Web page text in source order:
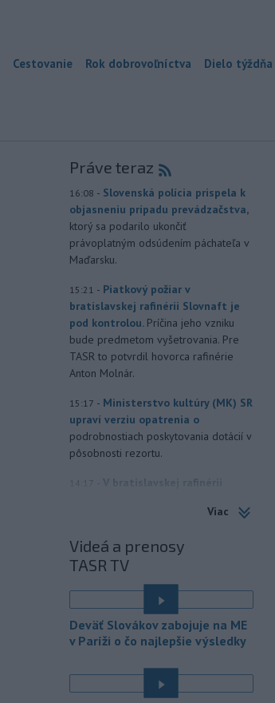
Cestovanie Rok dobrovoľníctva Dielo týždňa
Práve teraz
16:08 - Slovenská polícia prispela k
objasneniu prípadu prevádzačstva,
ktorý sa podarilo ukončiť
právoplatným odsúdením páchateľa v
Maďarsku.
15:21 - Piatkový požiar v
bratislavskej rafinérii Slovnaft je
pod kontrolou. Príčina jeho vzniku
bude predmetom vyšetrovania. Pre
TASR to potvrdil hovorca rafinérie
Anton Molnár.
15:17 - Ministerstvo kultúry (MK) SR
upraví verziu opatrenia o
podrobnostiach poskytovania dotácií v
pôsobnosti rezortu.
V bratislavskej rafinérii
TASR o tom informovala
nebezpečenstvo.
na festivale môže byť vyššia
úroveň hluku. Je preto dobré držať sa
ďalej od reproduktorov, používať
chrániče sluchu či dodržiavať
12:49 - Podporu kandidatúre
Viac
Videá a prenosy
TASR TV
Deväť Slovákov zabojuje na ME
v Paríži o čo najlepšie výsledky